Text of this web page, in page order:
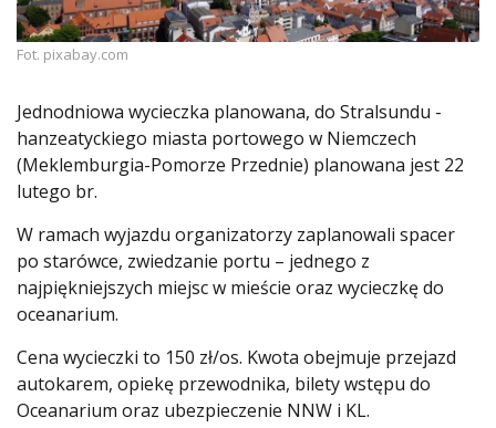
Fot. pixabay.com
Jednodniowa wycieczka planowana, do Stralsundu -
hanzeatyckiego miasta portowego w Niemczech
(Meklemburgia-Pomorze Przednie) planowana jest 22
lutego br.
W ramach wyjazdu organizatorzy zaplanowali spacer
po starówce, zwiedzanie portu – jednego z
najpiękniejszych miejsc w mieście oraz wycieczkę do
oceanarium.
Cena wycieczki to 150 zł/os. Kwota obejmuje przejazd
autokarem, opiekę przewodnika, bilety wstępu do
Oceanarium oraz ubezpieczenie NNW i KL.